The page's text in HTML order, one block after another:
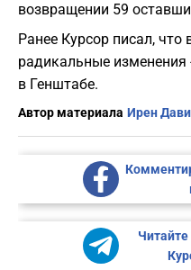
возвращении 59
Ранее Курсор писал,
радикальные
в Генштабе.
Автор материала Ирен
Читайте